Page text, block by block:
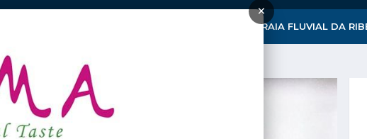
×
SOBRE O FUTURO DÃO VIDA A EXPOSIÇÃO NA PRAIA FLUVIAL DA